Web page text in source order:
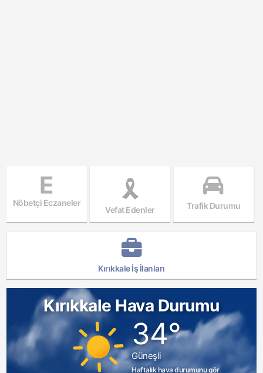
E
Nöbetçi Eczaneler
Vefat Edenler Trafik Durumu
Kırıkkale İş İlanları
Kırıkkale Hava Durumu
34°
Güneşli
Haftalık hava durumunu gör